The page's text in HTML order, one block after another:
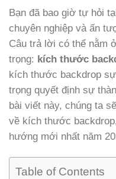
Bạn đã bao giờ tự hỏi
chuyên nghiệp và ấn
Câu trả lời có thể nằm
trọng: kích thước
kích thước backdrop
trọng quyết định sự
bài viết này, chúng ta
về kích thước
hướng mới nhất năm
Table of Contents